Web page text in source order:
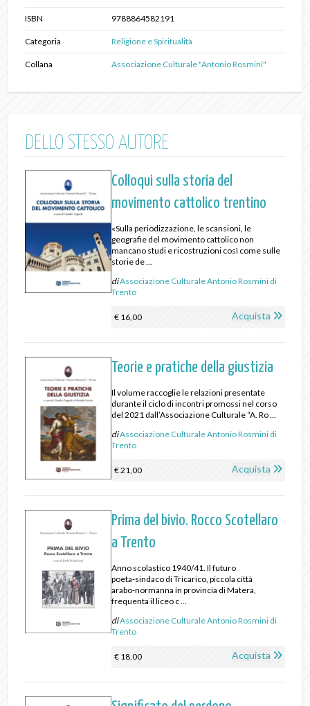
ISBN 9788864582191
Categoria Religione e Spiritualità
Collana Associazione Culturale "Antonio Rosmini"
DELLO STESSO AUTORE
Colloqui sulla storia del
movimento cattolico trentino
«Sulla periodizzazione, le scansioni, le
geografie del movimento cattolico non
mancano studi e ricostruzioni così come sulle
storie de ...
diAssociazione Culturale Antonio Rosmini di
Trento
€ 16,00 Acquista
Teorie e pratiche della giustizia
Il volume raccoglie le relazioni presentate
durante il ciclo di incontri promossi nel corso
del 2021 dall’Associazione Culturale “A. Ro ...
diAssociazione Culturale Antonio Rosmini di
Trento
€ 21,00 Acquista
Prima del bivio. Rocco Scotellaro
a Trento
Anno scolastico 1940/41. Il futuro
poeta‑sindaco di Tricarico, piccola città
arabo‑normanna in provincia di Matera,
frequenta il liceo c ...
diAssociazione Culturale Antonio Rosmini di
Trento
€ 18,00 Acquista